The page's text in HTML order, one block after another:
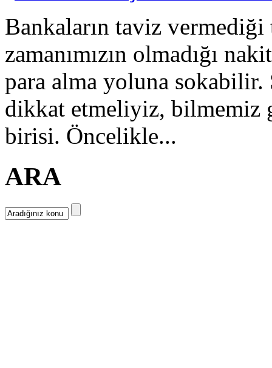
Bankaların taviz vermediği
zamanımızın olmadığı
para alma yoluna sokabilir.
dikkat etmeliyiz, bilmemiz
birisi. Öncelikle...
ARA